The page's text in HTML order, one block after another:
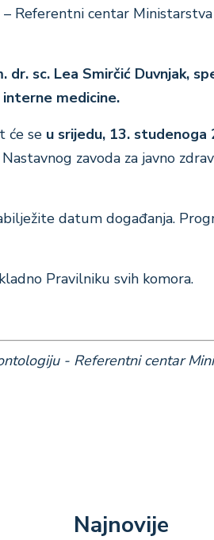
– Referentni centar
dr. sc. Lea Smirčić Duvnjak,
interne medicine.
će se u srijedu, 13.
Nastavnog zavoda za javno
datum događanja.
Pravilniku svih komora.
- Referentni centar
Najnovije